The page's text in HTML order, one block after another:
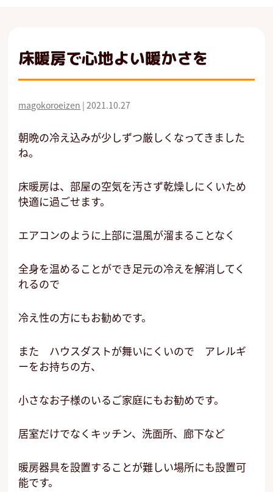
床暖房で心地よい暖かさを
magokoroeizen |2021.10.27
朝晩の冷え込みが少しずつ厳しくなってきました
ね。
床暖房は、部屋の空気を汚さず乾燥しにくいため
快適に過ごせます。
エアコンのように上部に温風が溜まることなく
全身を温めることができ足元の冷えを解消してく
れるので
冷え性の方にもお勧めです。
また ハウスダストが舞いにくいので アレルギ
ーをお持ちの方、
小さなお子様のいるご家庭にもお勧めです。
居室だけでなくキッチン、洗面所、廊下など
暖房器具を設置することが難しい場所にも設置可
能です。